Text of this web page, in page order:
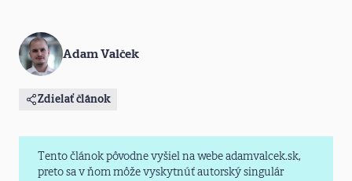
Adam Valček
Zdielať článok
Tento článok pôvodne vyšiel na webe adamvalcek.sk,
preto sa v ňom môže vyskytnúť autorský singulár